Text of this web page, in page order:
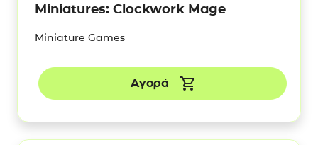
Miniatures: Clockwork Mage
Miniature Games
Αγορά